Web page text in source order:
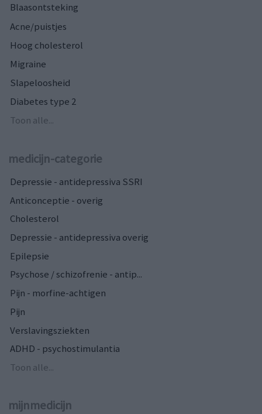
Blaasontsteking
Acne/puistjes
Hoog cholesterol
Migraine
Slapeloosheid
Diabetes type 2
Toon alle...
medicijn-categorie
Depressie - antidepressiva SSRI
Anticonceptie - overig
Cholesterol
Depressie - antidepressiva overig
Epilepsie
Psychose / schizofrenie - antip...
Pijn - morfine-achtigen
Pijn
Verslavingsziekten
ADHD - psychostimulantia
Toon alle...
mijnmedicijn